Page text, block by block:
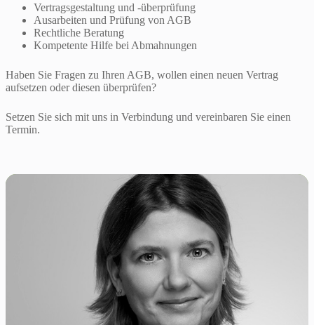
Vertragsgestaltung und -überprüfung
Ausarbeiten und Prüfung von AGB
Rechtliche Beratung
Kompetente Hilfe bei Abmahnungen
Haben Sie Fragen zu Ihren AGB, wollen einen neuen Vertrag
aufsetzen oder diesen überprüfen?
Setzen Sie sich mit uns in Verbindung und vereinbaren Sie einen
Termin.